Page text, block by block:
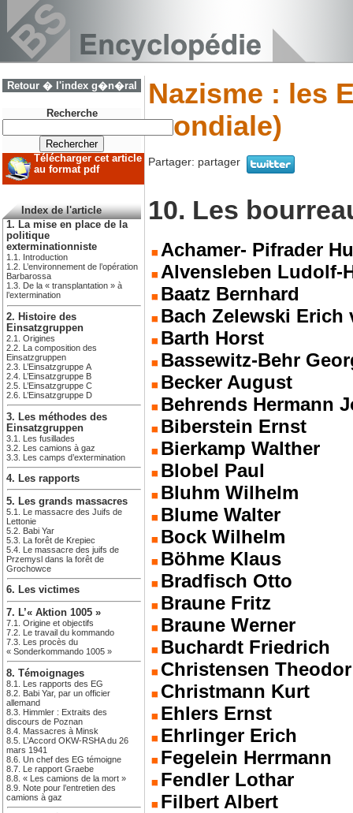
Retour � l'index g�n�ral
Recherche
Télécharger cet article
au format pdf
Index de l'article
1. La mise en place de la
politique
exterminationniste
1.1. Introduction
1.2. L’environnement de l’opération
Barbarossa
1.3. De la « transplantation » à
l’extermination
2. Histoire des
Einsatzgruppen
2.1. Origines
2.2. La composition des
Einsatzgruppen
2.3. L’Einsatzgruppe A
2.4. L’Einsatzgruppe B
2.5. L’Einsatzgruppe C
2.6. L’Einsatzgruppe D
3. Les méthodes des
Einsatzgruppen
3.1. Les fusillades
3.2. Les camions à gaz
3.3. Les camps d’extermination
4. Les rapports
5. Les grands massacres
5.1. Le massacre des Juifs de
Lettonie
5.2. Babi Yar
5.3. La forêt de Krepiec
5.4. Le massacre des juifs de
Przemysl dans la forêt de
Grochowce
6. Les victimes
7. L’« Aktion 1005 »
7.1. Origine et objectifs
7.2. Le travail du kommando
7.3. Les procès du
« Sonderkommando 1005 »
8. Témoignages
8.1. Les rapports des EG
8.2. Babi Yar, par un officier
allemand
8.3. Himmler : Extraits des
discours de Poznan
8.4. Massacres à Minsk
8.5. L’Accord OKW-RSHA du 26
mars 1941
8.6. Un chef des EG témoigne
8.7. Le rapport Graebe
8.8. « Les camions de la mort »
8.9. Note pour l’entretien des
camions à gaz
Nazisme : les
mondiale)
Partager: partager
10. Les
Achamer- Pifrader
Alvensleben Ludolf-
Baatz Bernhard
Bach Zelewski Erich
Barth Horst
Bassewitz-Behr
Becker August
Behrends Hermann
Biberstein Ernst
Bierkamp Walther
Blobel Paul
Bluhm Wilhelm
Blume Walter
Bock Wilhelm
Böhme Klaus
Bradfisch Otto
Braune Fritz
Braune Werner
Buchardt Friedrich
Christensen Theodor
Christmann Kurt
Ehlers Ernst
Ehrlinger Erich
Fegelein Herrmann
Fendler Lothar
Filbert Albert